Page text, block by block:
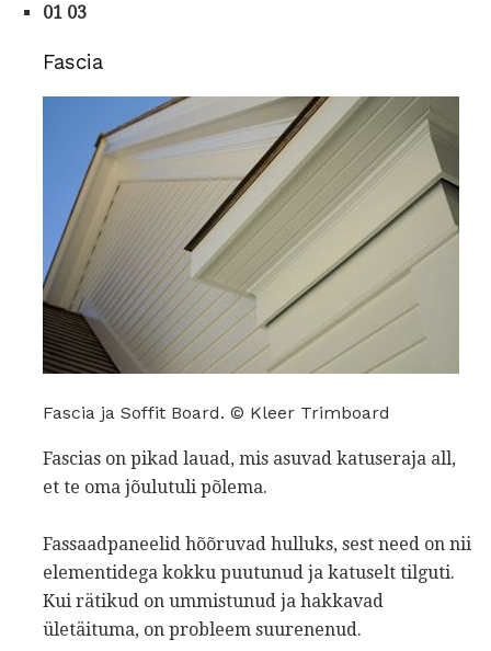
01 03
Fascia
Fascia ja Soffit Board. © Kleer Trimboard
Fascias on pikad lauad, mis asuvad katuseraja all,
et te oma jõulutuli põlema.
Fassaadpaneelid hõõruvad hulluks, sest need on nii
elementidega kokku puutunud ja katuselt tilguti.
Kui rätikud on ummistunud ja hakkavad
ületäituma, on probleem suurenenud.